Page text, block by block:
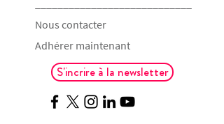
Nous contacter
Adhérer maintenant
S'incrire à la newsletter